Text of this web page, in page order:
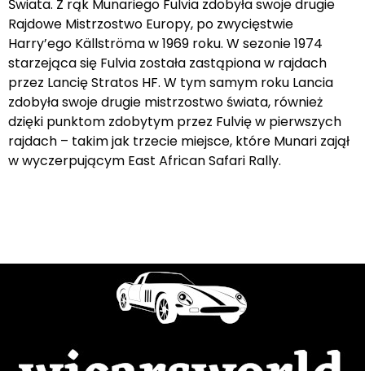
Świata. Z rąk Munariego Fulvia zdobyła swoje drugie
Rajdowe Mistrzostwo Europy, po zwycięstwie
Harry’ego Källströma w 1969 roku. W sezonie 1974
starzejąca się Fulvia została zastąpiona w rajdach
przez Lancię Stratos HF. W tym samym roku Lancia
zdobyła swoje drugie mistrzostwo świata, również
dzięki punktom zdobytym przez Fulvię w pierwszych
rajdach – takim jak trzecie miejsce, które Munari zajął
w wyczerpującym East African Safari Rally.